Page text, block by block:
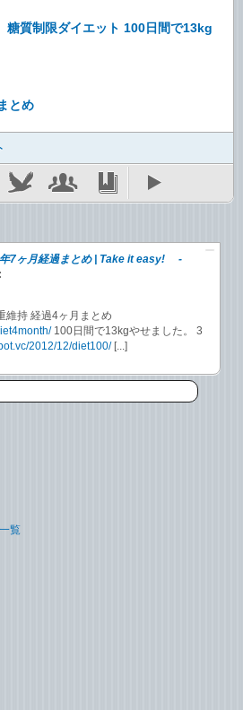
糖質制限ダイエット 100日間で13kg
とめ
年7ヶ月経過まとめ | Take it easy! -
維持 経過4ヶ月まとめ
100日間で13kgやせました。 3
2012/12/diet100/[...]
覧